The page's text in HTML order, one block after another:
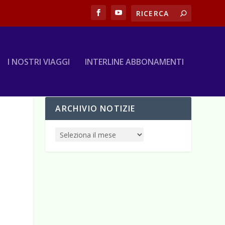
I NOSTRI VIAGGI INTERLINE ABBONAMENTI
ARCHIVIO NOTIZIE